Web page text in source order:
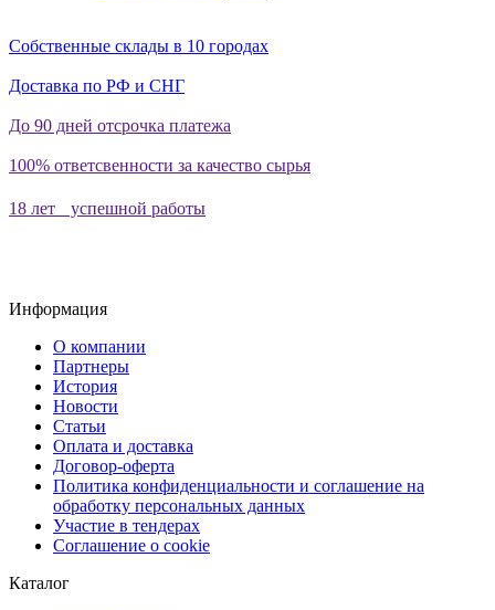
Собственные склады в 10 городах
Доставка по РФ и СНГ
До 90 дней отсрочка платежа
100% ответсвенности за качество сырья
18 лет успешной работы
Информация
О компании
Партнеры
История
Новости
Статьи
Оплата и доставка
Договор-оферта
Политика конфиденциальности и соглашение на
обработку персональных данных
Участие в тендерах
Соглашение о cookie
Каталог